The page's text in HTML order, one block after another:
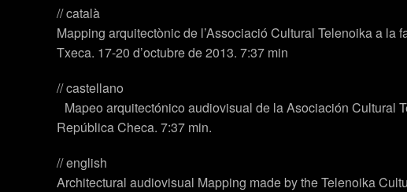
// català
Mapping arquitectònic de l’Associació Cultural Telenoika a
Txeca. 17-20 d’octubre de 2013. 7:37 min
// castellano
Mapeo arquitectónico audiovisual de la Asociación Cultural
República Checa. 7:37 min.
// english
Architectural audiovisual Mapping made by the Telenoika